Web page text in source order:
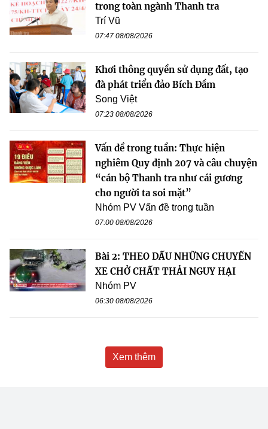
trong toàn ngành Thanh tra
Trí Vũ
07:47 08/08/2026
Khơi thông quyền sử dụng đất, tạo
đà phát triển đảo Bích Đầm
Song Việt
07:23 08/08/2026
Vấn đề trong tuần: Thực hiện
nghiêm Quy định 207 và câu chuyện
“cán bộ Thanh tra như cái gương
cho người ta soi mặt”
Nhóm PV Vấn đề trong tuần
07:00 08/08/2026
Bài 2: THEO DẤU NHỮNG CHUYẾN
XE CHỞ CHẤT THẢI NGUY HẠI
Nhóm PV
06:30 08/08/2026
Xem thêm